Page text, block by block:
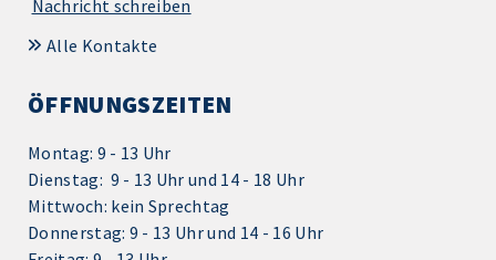
Nachricht schreiben
Alle Kontakte
ÖFFNUNGSZEITEN
Montag: 9 - 13 Uhr
Dienstag: 9 - 13 Uhr und 14 - 18 Uhr
Mittwoch: kein Sprechtag
Donnerstag: 9 - 13 Uhr und 14 - 16 Uhr